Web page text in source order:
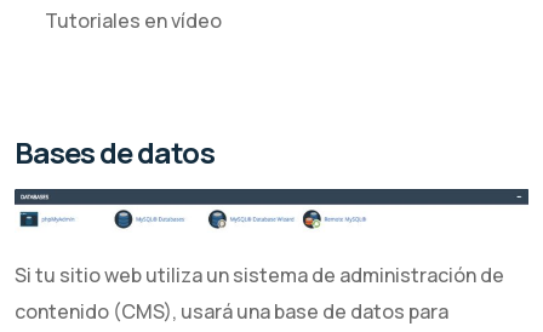
Tutoriales en vídeo
Bases de datos
Si tu sitio web utiliza un sistema de administración de
contenido (CMS), usará una base de datos para